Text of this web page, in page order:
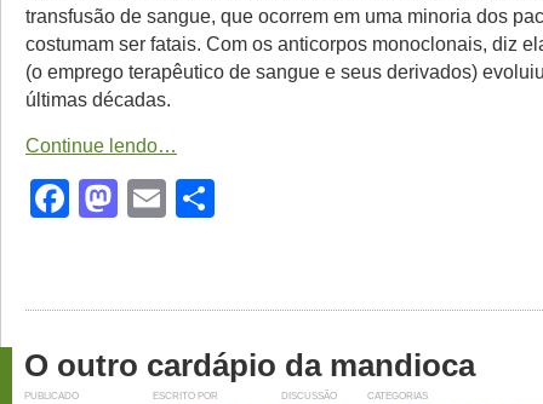
transfusão de sangue, que ocorrem em uma minoria dos
costumam ser fatais. Com os anticorpos monoclonais, diz
(o emprego terapêutico de sangue e seus derivados)
últimas décadas.
Continue lendo…
Facebook
Mastodon
Email
O outro cardápio da mandioca
PUBLICADO ESCRITO POR DISCUSSÃO CATEGORIAS